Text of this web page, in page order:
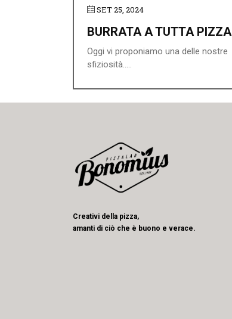
SET 25, 2024
BURRATA A TUTTA PIZZA
Oggi vi proponiamo una delle nostre
sfiziosità.....
Creativi della pizza,
amanti di ciò che è buono e verace.